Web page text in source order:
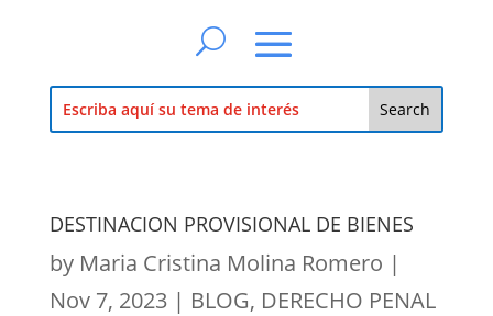
DESTINACION PROVISIONAL DE BIENES
by Maria Cristina Molina Romero |
Nov 7, 2023| BLOG, DERECHO PENAL